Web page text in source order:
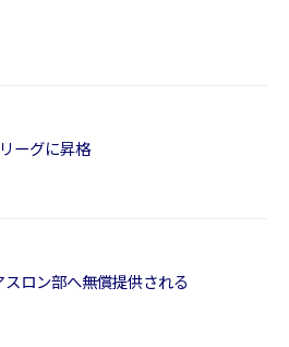
ーグに昇格
ロン部へ無償提供される